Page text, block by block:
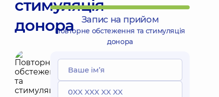
стимуляція
донора
Запис на прийом
Повторне обстеження та стимуляція
донора